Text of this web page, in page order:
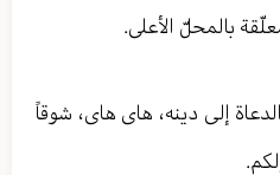
بالمحلّ الأعلى.
إلى دينه، هاى هاى، شوقاً